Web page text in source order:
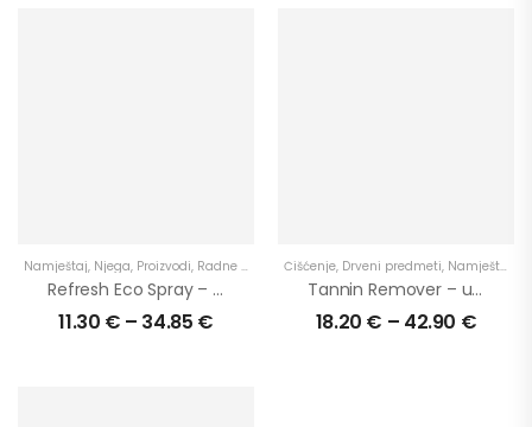
Namještaj, Njega, Proizvodi, Radne ploče U interijer ,U primjenu
Refresh Eco Spray – Osvježavanje u trenu
11.30 € – 34.85 €
Čišćenje, Drveni predmeti, Namještaj
Tannin Remover – uklanja tamne mrlje / mrlje od tanina
18.20 € – 42.90 €